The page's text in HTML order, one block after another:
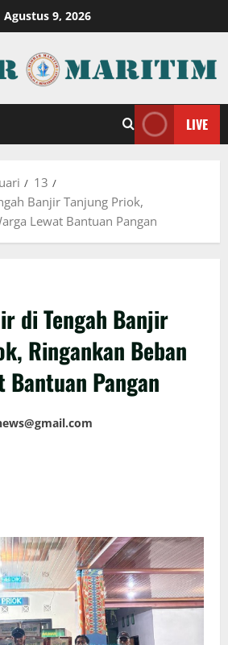
Agustus 9, 2026
LIVE
13
Banjir Tanjung Priok,
Lewat Bantuan Pangan
di Tengah Banjir
Ringankan Beban
Bantuan Pangan